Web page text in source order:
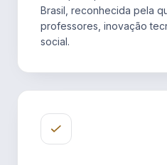
Brasil, reconhecida pela
professores, inovação
social.